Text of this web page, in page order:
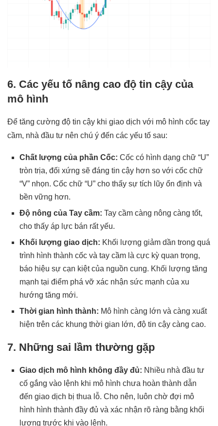
6. Các yếu tố nâng cao độ tin cậy của
mô hình
Để tăng cường độ tin cậy khi giao dịch với mô hình cốc tay
cầm, nhà đầu tư nên chú ý đến các yếu tố sau:
Chất lượng của phần Cốc: Cốc có hình dạng chữ “U”
tròn trịa, đối xứng sẽ đáng tin cậy hơn so với cốc chữ
“V” nhọn. Cốc chữ “U” cho thấy sự tích lũy ổn định và
bền vững hơn.
Độ nông của Tay cầm: Tay cầm càng nông càng tốt,
cho thấy áp lực bán rất yếu.
Khối lượng giao dịch: Khối lượng giảm dần trong quá
trình hình thành cốc và tay cầm là cực kỳ quan trọng,
báo hiệu sự cạn kiệt của nguồn cung. Khối lượng tăng
mạnh tại điểm phá vỡ xác nhận sức mạnh của xu
hướng tăng mới.
Thời gian hình thành: Mô hình càng lớn và càng xuất
hiện trên các khung thời gian lớn, độ tin cậy càng cao.
7. Những sai lầm thường gặp
Giao dịch mô hình không đầy đủ: Nhiều nhà đầu tư
cố gắng vào lệnh khi mô hình chưa hoàn thành dẫn
đến giao dịch bị thua lỗ. Cho nên, luôn chờ đợi mô
hình hình thành đầy đủ và xác nhận rõ ràng bằng khối
lượng trước khi vào lệnh.